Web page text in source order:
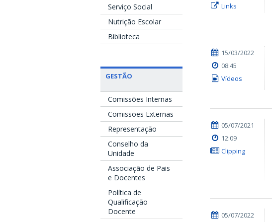
Serviço Social
Nutrição Escolar
Biblioteca
GESTÃO
Comissões Internas
Comissões Externas
Representação
Conselho da
Unidade
Associação de Pais
e Docentes
Política de
Qualificação
Docente
Links
15/03/2022
08:45
Vídeos
05/07/2021
12:09
Clipping
05/07/2022